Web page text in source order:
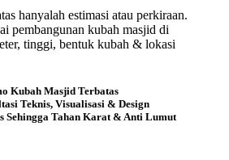
hanyalah estimasi atau perkiraan.
pembangunan kubah masjid di
tinggi, bentuk kubah & lokasi
Kubah Masjid Terbatas
Teknis, Visualisasi & Design
Sehingga Tahan Karat & Anti Lumut